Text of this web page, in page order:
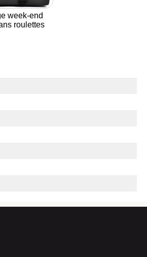
week-end
roulettes